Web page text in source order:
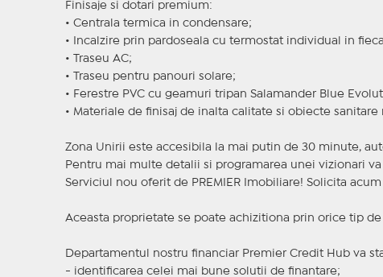
Finisaje si dotari premium:
• Centrala termica in condensare;
• Incalzire prin pardoseala cu termostat individual in
• Traseu AC;
• Traseu pentru panouri solare;
• Ferestre PVC cu geamuri tripan Salamander Blue
• Materiale de finisaj de inalta calitate si obiecte sanitare
Zona Unirii este accesibila la mai putin de 30 minute,
Pentru mai multe detalii si programarea unei vizionari
Serviciul nou oferit de PREMIER Imobiliare! Solicita
Aceasta proprietate se poate achizitiona prin orice tip de
Departamentul nostru financiar Premier Credit Hub va
- identificarea celei mai bune solutii de finantare;